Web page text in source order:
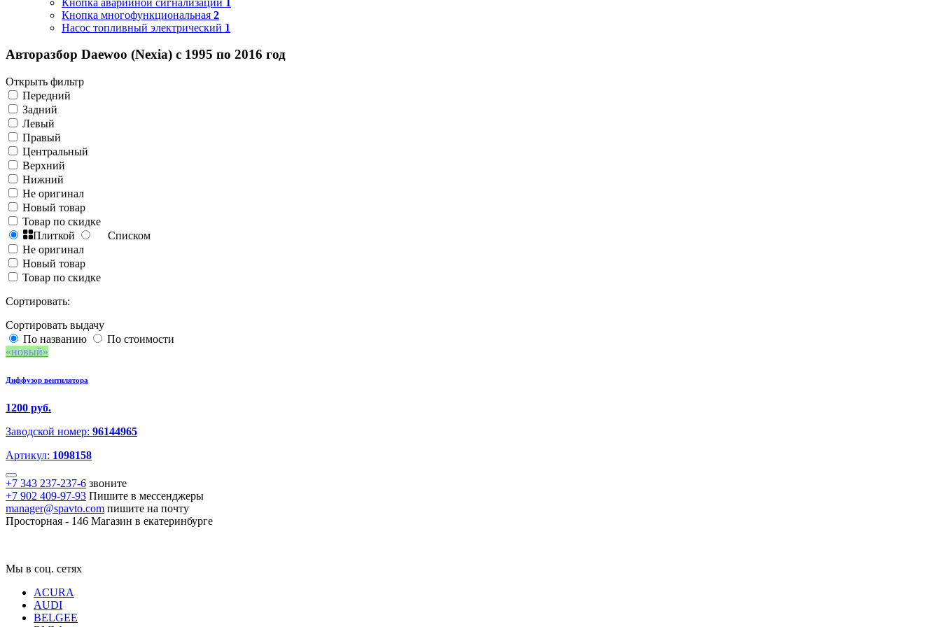
Кнопка многофункциональная 2
Насос топливный электрический 1
Авторазбор Daewoo (Nexia) с 1995 по 2016 год
Открыть фильтр
Передний
Задний
Левый
Правый
Центральный
Верхний
Нижний
Не оригинал
Новый товар
Товар по скидке
Плиткой
Списком
Не оригинал
Новый товар
Товар по скидке
Сортировать:
Сортировать выдачу
По названию
По стоимости
новый
Диффузор вентилятора
1200 руб.
Заводской номер: 96144965
Артикул: 1098158
+7 343 237-237-6 звоните
+7 902 409-97-93 Пишите в мессенджеры
manager@spavto.com пишите на почту
Просторная - 146 Магазин в екатеринбурге
Мы в соц. сетях
ACURA
AUDI
BELGEE